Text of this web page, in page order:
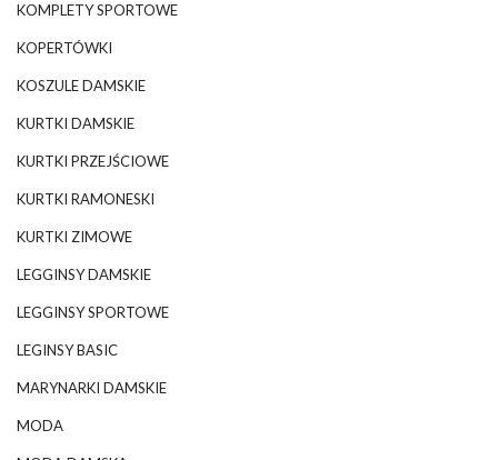
KOMPLETY SPORTOWE
KOPERTÓWKI
KOSZULE DAMSKIE
KURTKI DAMSKIE
KURTKI PRZEJŚCIOWE
KURTKI RAMONESKI
KURTKI ZIMOWE
LEGGINSY DAMSKIE
LEGGINSY SPORTOWE
LEGINSY BASIC
MARYNARKI DAMSKIE
MODA